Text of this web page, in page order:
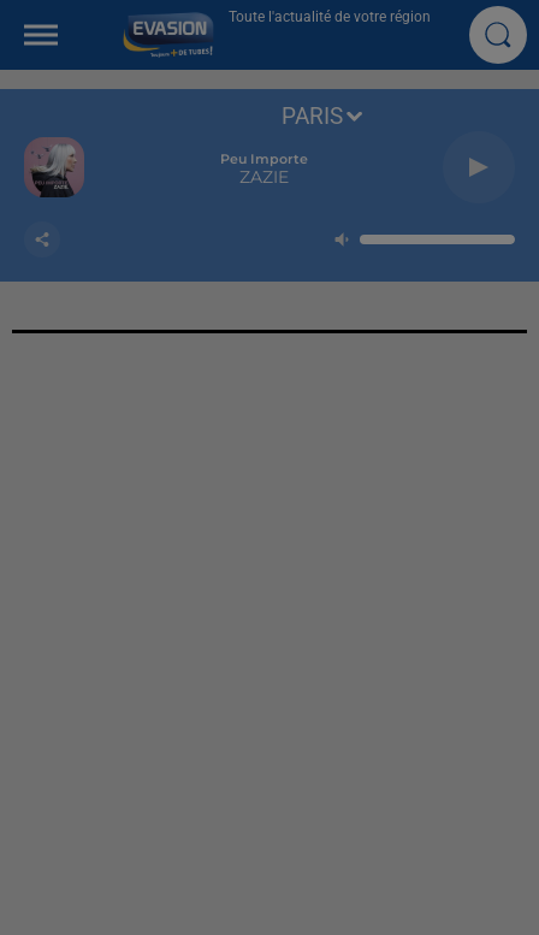
Toute l'actualité de votre région
Peu Importe
ZAZIE
PARIS